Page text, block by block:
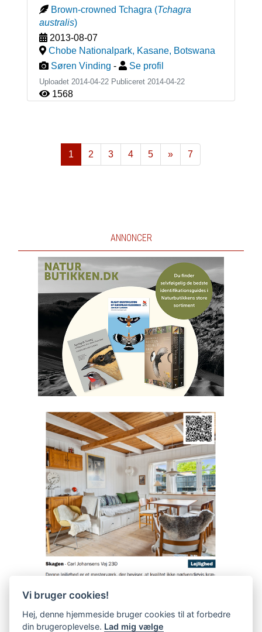
Brown-crowned Tchagra (Tchagra
australis)
2013-08-07
Chobe Nationalpark, Kasane, Botswana
Søren Vinding - Se profil
Uploadet 2014-04-22 Publiceret 2014-04-22
1568
1 2 3 4 5
»
Næste
7
ANNONCER
Vi bruger cookies!
Hej, denne hjemmeside bruger cookies til at forbedre
din brugeroplevelse. Lad mig vælge